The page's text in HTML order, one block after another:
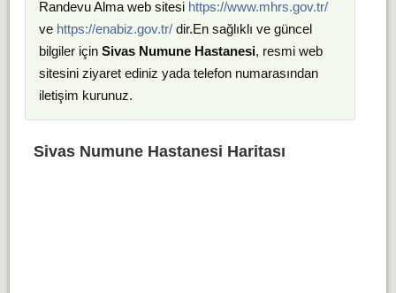
Randevu Alma web sitesi https://www.mhrs.gov.tr/
ve https://enabiz.gov.tr/dir.En sağlıklı ve güncel
bilgiler için Sivas Numune Hastanesi, resmi web
sitesini ziyaret ediniz yada telefon numarasından
iletişim kurunuz.
Sivas Numune Hastanesi Haritası